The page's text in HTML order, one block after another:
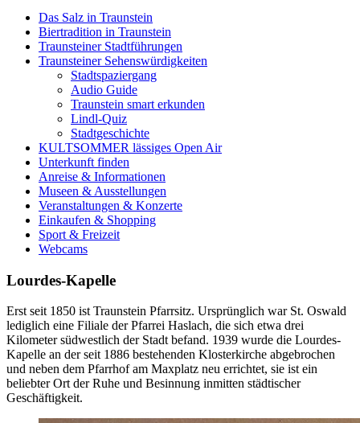
Das Salz in Traunstein
Biertradition in Traunstein
Traunsteiner Stadtführungen
Traunsteiner Sehenswürdigkeiten
Stadtspaziergang
Audio Guide
Traunstein smart erkunden
Lindl-Quiz
Stadtgeschichte
KULTSOMMER lässiges Open Air
Unterkunft finden
Anreise & Informationen
Museen & Ausstellungen
Veranstaltungen & Konzerte
Einkaufen & Shopping
Sport & Freizeit
Webcams
Lourdes-Kapelle
Erst seit 1850 ist Traunstein Pfarrsitz. Ursprünglich war St. Oswald
lediglich eine Filiale der Pfarrei Haslach, die sich etwa drei
Kilometer südwestlich der Stadt befand. 1939 wurde die Lourdes-
Kapelle an der seit 1886 bestehenden Klosterkirche abgebrochen
und neben dem Pfarrhof am Maxplatz neu errichtet, sie ist ein
beliebter Ort der Ruhe und Besinnung inmitten städtischer
Geschäftigkeit.